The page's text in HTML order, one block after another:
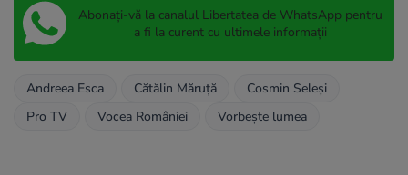
Abonați-vă la canalul Libertatea de WhatsApp pentru
a fi la curent cu ultimele informații
Andreea Esca Cătălin Măruță
Cosmin Seleşi
Pro TV
Vocea României Vorbește lumea